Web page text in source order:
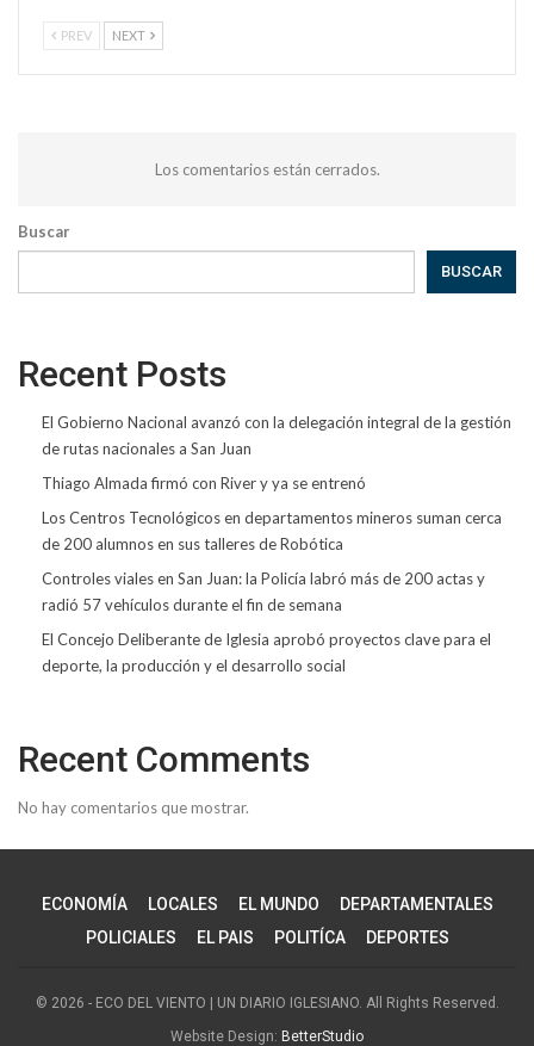
PREV NEXT
Los comentarios están cerrados.
Buscar
BUSCAR
Recent Posts
El Gobierno Nacional avanzó con la delegación integral de la gestión
de rutas nacionales a San Juan
Thiago Almada firmó con River y ya se entrenó
Los Centros Tecnológicos en departamentos mineros suman cerca
de 200 alumnos en sus talleres de Robótica
Controles viales en San Juan: la Policía labró más de 200 actas y
radió 57 vehículos durante el fin de semana
El Concejo Deliberante de Iglesia aprobó proyectos clave para el
deporte, la producción y el desarrollo social
Recent Comments
No hay comentarios que mostrar.
ECONOMÍA LOCALES EL MUNDO
DEPARTAMENTALES
POLICIALES
EL PAIS POLITÍCA DEPORTES
© 2026 - ECO DEL VIENTO | UN DIARIO IGLESIANO. All Rights Reserved.
Website Design: BetterStudio